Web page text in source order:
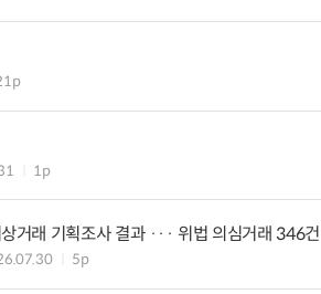
1p
거래 기획조사 결과 ··· 위법 의심거래 346
5p